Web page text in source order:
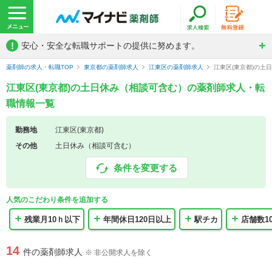
! 安心・安全な転職サポートの提供に努めます。
薬剤師の求人・転職TOP 東京都の薬剤師求人 江東区の薬剤師求人 江東区(東京都)の土
江東区(東京都)の土日休み（相談可含む）の薬剤師求人・転
職情報一覧
勤務地
江東区(東京都)
その他
土日休み（相談可含む）
条件を変更する
人気のこだわり条件を追加する
残業月10ｈ以下 年間休日120日以上 駅チカ 店舗数
14 件の薬剤師求人 ※ 非公開求人を除く